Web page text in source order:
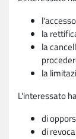
la
la
la
L'interessato
di
di